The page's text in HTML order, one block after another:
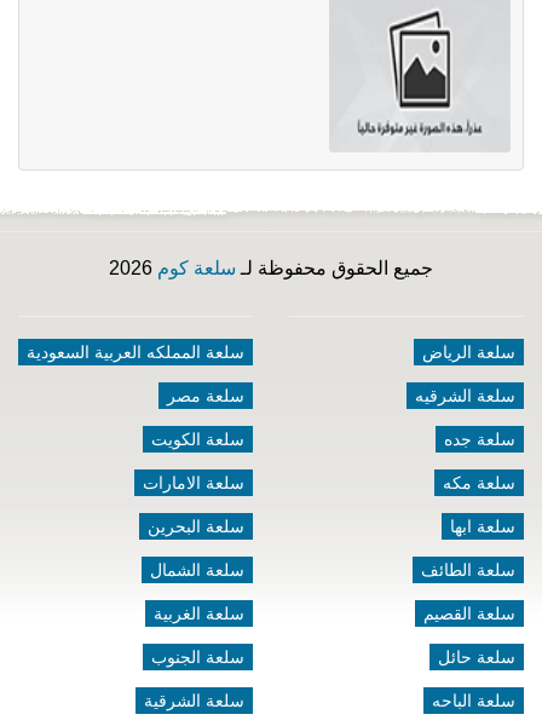
جميع الحقوق محفوظة لـ سلعة كوم
سلعة الرياض
سلعة الشرقيه
سلعة جده
سلعة مكه
سلعة ابها
سلعة الطائف
سلعة القصيم
سلعة حائل
سلعة الباحه
سلعة المملكه العربية السعودية
سلعة مصر
سلعة الكويت
سلعة الامارات
سلعة البحرين
سلعة الشمال
سلعة الغربية
سلعة الجنوب
سلعة الشرقية